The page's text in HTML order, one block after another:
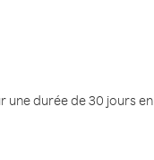
durée de 30 jours en